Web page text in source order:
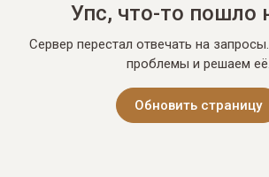
Упс, что-то пошло
Сервер перестал отвечать на
проблемы и решаем её.
Обновить страницу